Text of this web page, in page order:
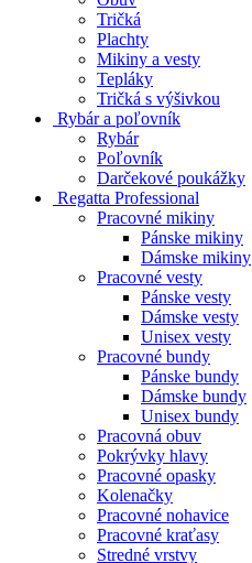
Tričká
Plachty
Mikiny a vesty
Tepláky
Tričká s výšivkou
Rybár a poľovník
Rybár
Poľovník
Darčekové poukážky
Regatta Professional
Pracovné mikiny
Pánske mikiny
Dámske mikiny
Pracovné vesty
Pánske vesty
Dámske vesty
Unisex vesty
Pracovné bundy
Pánske bundy
Dámske bundy
Unisex bundy
Pracovná obuv
Pokrývky hlavy
Pracovné opasky
Kolenačky
Pracovné nohavice
Pracovné kraťasy
Stredné vrstvy